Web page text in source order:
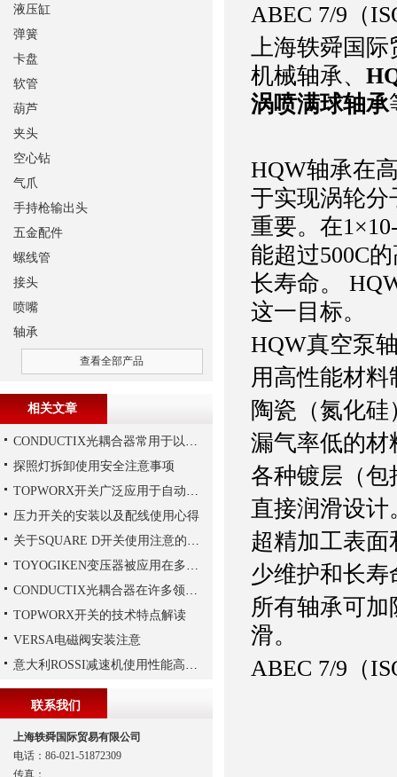
ABEC 7/9（
上海轶舜国际
机械轴承、
涡喷满球轴承
HQW轴承在
于实现涡轮分
重要。在
能超过500C
长寿命。
这一目标。
HQW真空泵
用高性能材
陶瓷（氮化
漏气率低的材
各种镀层（包
直接润滑设计
超精加工表
少维护和长寿
所有轴承可
滑。
ABEC 7/9（
液压缸
弹簧
卡盘
软管
葫芦
夹头
空心钻
气爪
手持枪输出头
五金配件
螺线管
接头
喷嘴
轴承
查看全部产品
相关文章
CONDUCTIX光耦合器常用于以下领域当中
探照灯拆卸使用安全注意事项
TOPWORX开关广泛应用于自动化控制领域
压力开关的安装以及配线使用心得
关于SQUARE D开关使用注意的介绍
TOYOGIKEN变压器被应用在多个特殊行业中
CONDUCTIX光耦合器在许多领域都得到了广泛的应用
TOPWORX开关的技术特点解读
VERSA电磁阀安装注意
意大利ROSSI减速机使用性能高、持久，运行平稳
联系我们
上海轶舜国际贸易有限公司
电话：86-021-51872309
传真：